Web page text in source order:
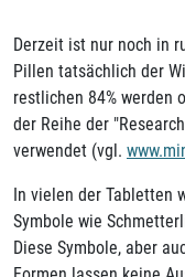
Derzeit ist nur noch in
Pillen tatsächlich der
restlichen 84% werden
der Reihe der
verwendet (vgl.
In vielen der Tabletten
Symbole wie
Diese Symbole, aber